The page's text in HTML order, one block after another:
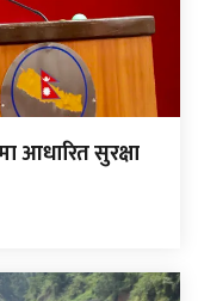
आधारित सुरक्षा